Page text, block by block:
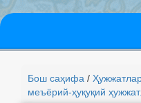
Бош саҳифа /
меъёрий-ҳуқуқий